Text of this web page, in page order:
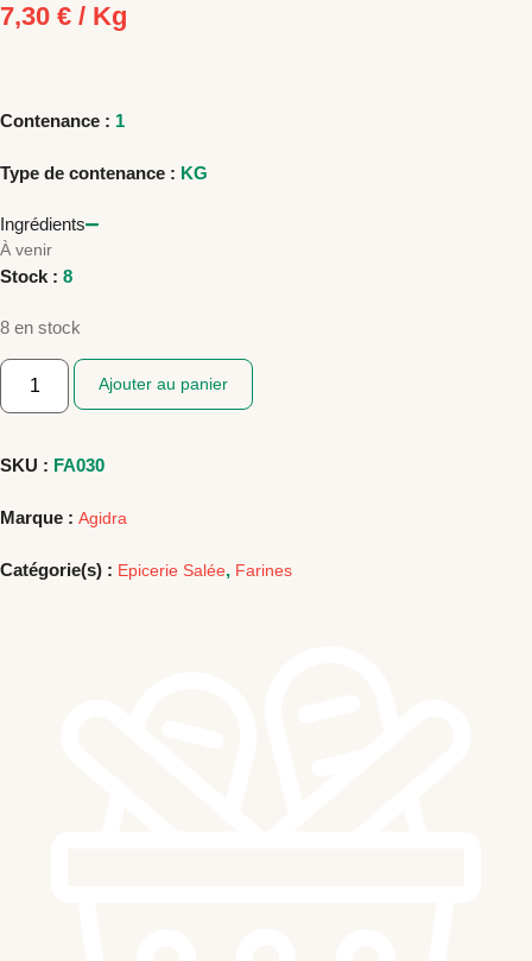
7,30 € / Kg
Contenance : 1
Type de contenance : KG
Ingrédients
À venir
Stock : 8
8 en stock
quantité
FARINE
1KG
Ajouter au panier
SKU : FA030
Marque : Agidra
Catégorie(s) : Epicerie Salée, Farines